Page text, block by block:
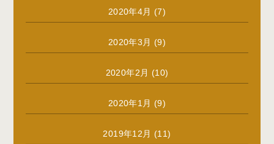
2020年4月 (7)
2020年3月 (9)
2020年2月 (10)
2020年1月 (9)
2019年12月 (11)